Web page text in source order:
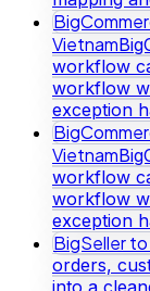
Vietnam
workflow
workflow
exception
Vietnam
workflow
workflow
exception
BigSeller
orders,
into a